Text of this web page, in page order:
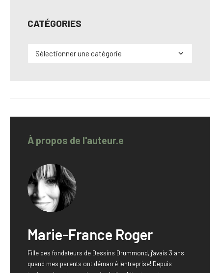
CATÉGORIES
Catégories
À propos de l'auteur.e
Marie-France Roger
Fille des fondateurs de Dessins Drummond, j'avais 3 ans
quand mes parents ont démarré l'entreprise! Depuis